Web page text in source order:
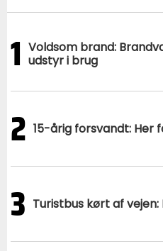
1 Voldsom brand:
udstyr i brug
2 15-årig forsvandt: Her
3 Turistbus kørt af